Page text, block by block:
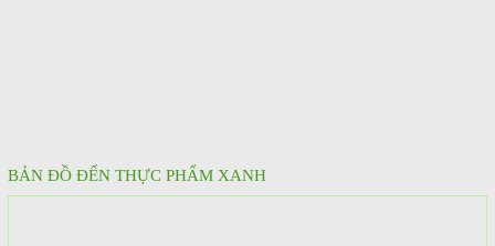
BẢN ĐỒ ĐẾN THỰC PHẨM XANH